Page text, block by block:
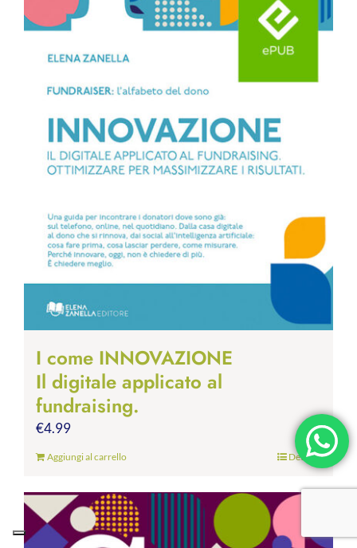
I come INNOVAZIONE
Il digitale applicato al
fundraising.
€4.99
Aggiungi al carrello Dettagli